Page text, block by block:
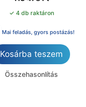
✓ 4 db raktáron
Mai feladás, gyors postázás!
Kosárba teszem
Összehasonlítás